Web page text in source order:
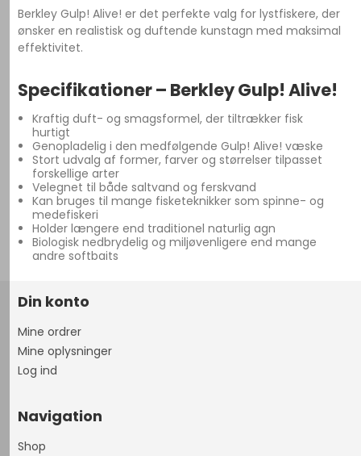
Berkley Gulp! Alive! er det perfekte valg for lystfiskere, der
ønsker en realistisk og duftende kunstagn med maksimal
effektivitet.
Specifikationer – Berkley Gulp! Alive!
Kraftig duft- og smagsformel, der tiltrækker fisk
hurtigt
Genopladelig i den medfølgende Gulp! Alive! væske
Stort udvalg af former, farver og størrelser tilpasset
forskellige arter
Velegnet til både saltvand og ferskvand
Kan bruges til mange fisketeknikker som spinne- og
medefiskeri
Holder længere end traditionel naturlig agn
Biologisk nedbrydelig og miljøvenligere end mange
andre softbaits
Din konto
Mine ordrer
Mine oplysninger
Log ind
Navigation
Shop